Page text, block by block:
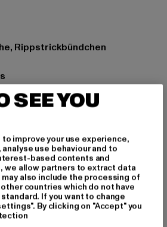
Rippstrickbündchen
95% Baumwolle, 5%
GmbH |info@tbint.de
7 | 64372 Ober-Ramstadt |
SEE YOU
improve your use experience,
use behaviour and to
based contents and
we allow partners to extract data
also include the processing of
countries which do not have
If you want to change
By clicking on "Accept" you